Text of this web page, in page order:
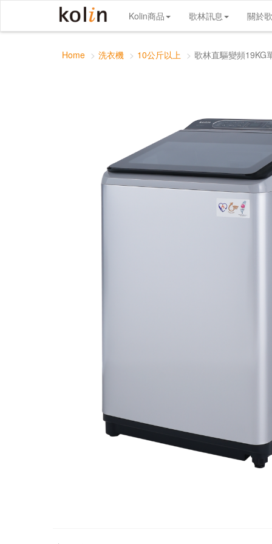
歌林直驅變頻19KG單槽洗衣機
Kolin商品 歌林訊息 關於
Home 洗衣機 10公斤以上 歌林直驅變頻19KG